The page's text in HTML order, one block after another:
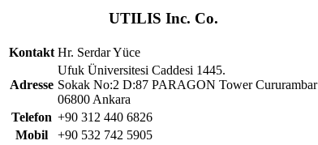
UTILIS Inc. Co.
Kontakt Hr. Serdar Yüce
Adresse
Ufuk Üniversitesi Caddesi 1445.
Sokak No:2 D:87 PARAGON Tower Cururambar
06800 Ankara
Telefon +90 312 440 6826
Mobil
+90 532 742 5905